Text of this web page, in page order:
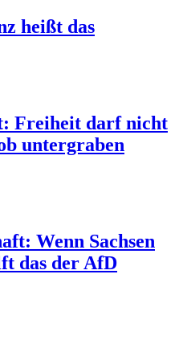
heißt das
Freiheit darf nicht
untergraben
Wenn Sachsen
das der AfD